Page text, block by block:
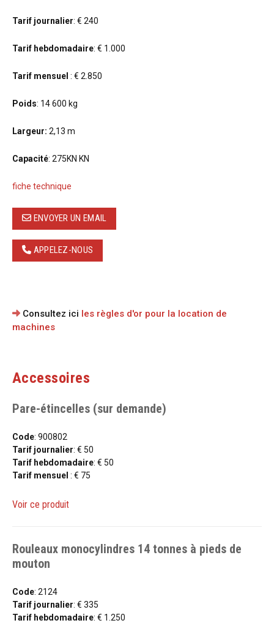
Tarif journalier: € 240
Tarif hebdomadaire: € 1.000
Tarif mensuel : € 2.850
Poids: 14 600 kg
Largeur: 2,13 m
Capacité: 275KN KN
fiche technique
ENVOYER UN EMAIL
APPELEZ-NOUS
Consultez ici les règles d'or pour la location de
machines
Accessoires
Pare-étincelles (sur demande)
Code: 900802
Tarif journalier: € 50
Tarif hebdomadaire: € 50
Tarif mensuel : € 75
Voir ce produit
Rouleaux monocylindres 14 tonnes à pieds de
mouton
Code: 2124
Tarif journalier: € 335
Tarif hebdomadaire: € 1.250